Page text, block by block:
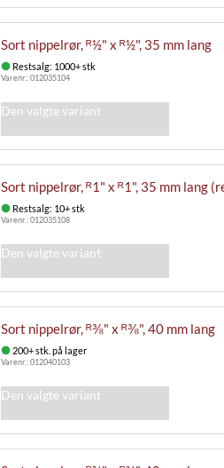
Sort nippelrør, ᴿ½" x ᴿ½", 35 mm lang
Restsalg: 1000+ stk
Varenr.:012035104
Den valgte variant
Sort nippelrør, ᴿ1" x ᴿ1", 35 mm lang
Restsalg: 10+ stk
Varenr.:012035108
Den valgte variant
Sort nippelrør, ᴿ⅜" x ᴿ⅜", 40 mm lang
200+ stk. på lager
Varenr.:012040103
Den valgte variant